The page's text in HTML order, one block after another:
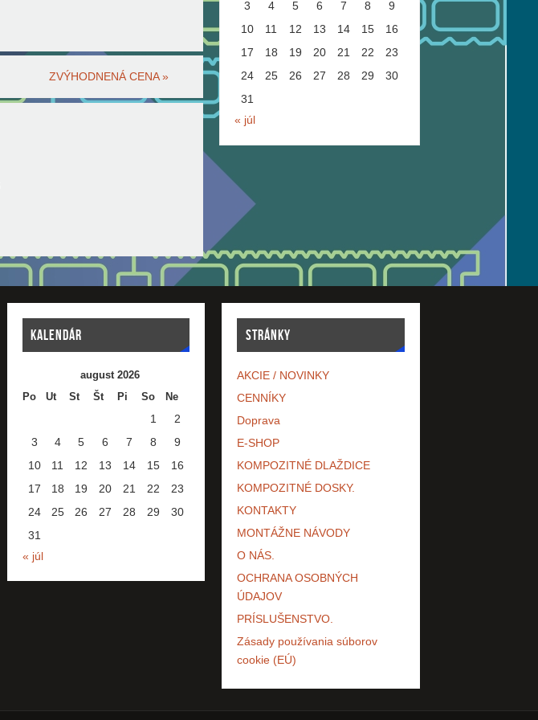
ZVÝHODNENÁ CENA»
3 4 5 6 7 8
9
10
11 12 13 14 15
16
17
18 19 20 21 22
23
24
25 26 27 28 29
30
31
« júl
KALENDÁR
august 2026
Po
Ut St Št Pi So Ne
1
2
3
4 5 6 7 8
9
10
11 12 13 14 15
16
17
18 19 20 21 22
23
24
25 26 27 28 29
30
31
« júl
STRÁNKY
AKCIE / NOVINKY
CENNÍKY
Doprava
E-SHOP
KOMPOZITNÉ DLAŽDICE
KOMPOZITNÉ DOSKY.
KONTAKTY
MONTÁŽNE NÁVODY
O NÁS.
OCHRANA OSOBNÝCH
ÚDAJOV
PRÍSLUŠENSTVO.
Zásady používania súborov
cookie (EÚ)